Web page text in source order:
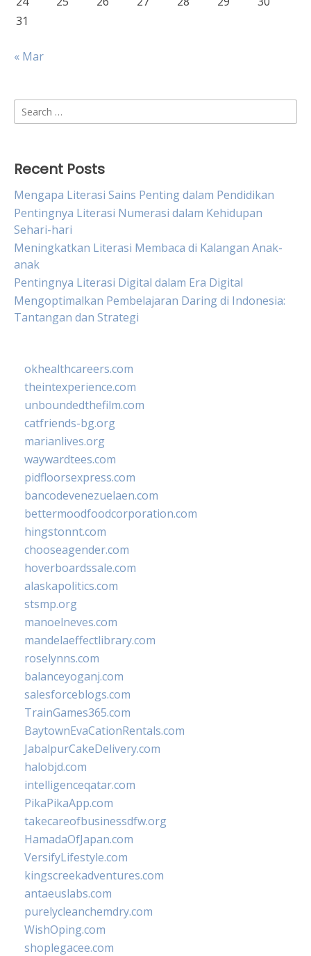
31
« Mar
Search
for:
Recent Posts
Mengapa Literasi Sains Penting dalam Pendidikan
Pentingnya Literasi Numerasi dalam Kehidupan
Sehari-hari
Meningkatkan Literasi Membaca di Kalangan Anak-
anak
Pentingnya Literasi Digital dalam Era Digital
Mengoptimalkan Pembelajaran Daring di Indonesia:
Tantangan dan Strategi
okhealthcareers.com
theintexperience.com
unboundedthefilm.com
catfriends-bg.org
marianlives.org
waywardtees.com
pidfloorsexpress.com
bancodevenezuelaen.com
bettermoodfoodcorporation.com
hingstonnt.com
chooseagender.com
hoverboardssale.com
alaskapolitics.com
stsmp.org
manoelneves.com
mandelaeffectlibrary.com
roselynns.com
balanceyoganj.com
salesforceblogs.com
TrainGames365.com
BaytownEvaCationRentals.com
JabalpurCakeDelivery.com
halobjd.com
intelligenceqatar.com
PikaPikaApp.com
takecareofbusinessdfw.org
HamadaOfJapan.com
VersifyLifestyle.com
kingscreekadventures.com
antaeuslabs.com
purelycleanchemdry.com
WishOping.com
shoplegacee.com